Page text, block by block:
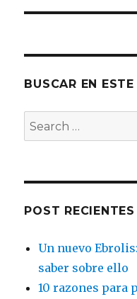
BUSCAR EN
Search
for:
POST RECIENTES
Un nuevo
saber sobre ello
10 razones para